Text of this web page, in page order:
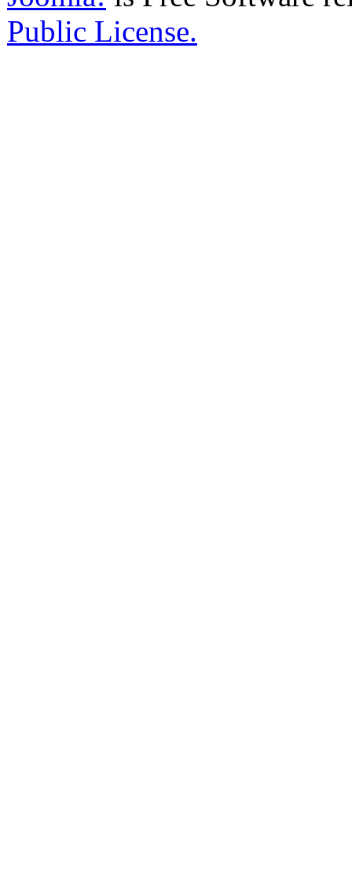
Public License.